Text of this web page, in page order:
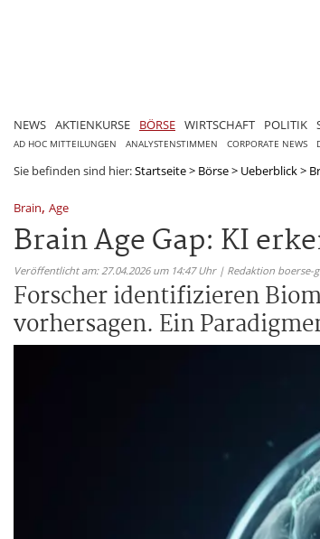
NEWS AKTIENKURSE BÖRSE WIRTSCHAFT POLITIK
AD HOC MITTEILUNGEN ANALYSTENSTIMMEN CORPORATE NEWS
Sie befinden sind hier:Startseite> Börse> Ueberblick>
Brain, Age
Brain Age Gap: KI
Veröffentlicht am: 27.04.2026 um 14:47 Uhr | Redaktion boerse-
Forscher identifizieren
vorhersagen. Ein